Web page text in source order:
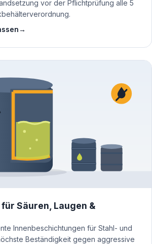
vor der Pflichtprüfung alle 5
→
Säuren, Laugen &
Innenbeschichtungen für Stahl- und
Beständigkeit gegen aggressive